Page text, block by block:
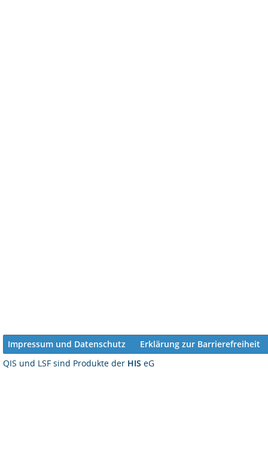
Impressum und Datenschutz
Erklärung zur Barrierefreiheit
QIS und LSF sind Produkte der HIS eG